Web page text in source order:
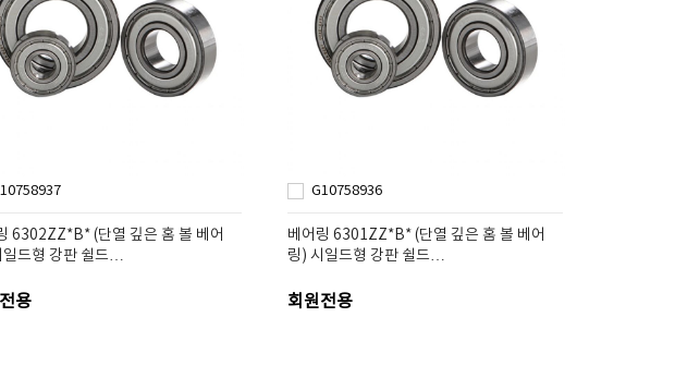
6302ZZ*B* (단열 깊은 홈 볼 베어
일드형 강판 쉴드…
용
G10758936
베어링 6301ZZ*B* (단열 깊은 홈 볼 베어
링) 시일드형 강판 쉴드…
회원전용